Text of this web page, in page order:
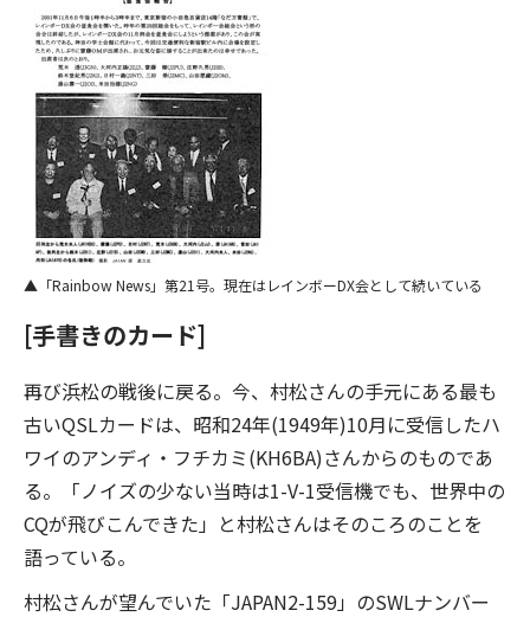
「Rainbow News」第21号。現在はレインボーDX会として続いている
[手書きのカード]
再び浜松の戦後に戻る。今、村松さんの手元にある最も
古いQSLカードは、昭和24年(1949年)10月に受信したハ
ワイのアンディ・フチカミ(KH6BA)さんからのものであ
る。「ノイズの少ない当時は1-V-1受信機でも、世界中の
CQが飛びこんできた」と村松さんはそのころのことを
語っている。
村松さんが望んでいた「JAPAN2-159」のSWLナンバー